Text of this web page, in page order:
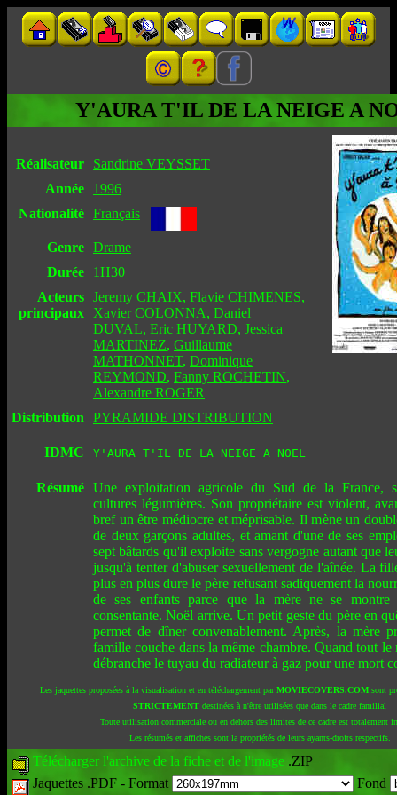
Y'AURA T'IL DE LA NEIGE A
Réalisateur
Sandrine VEYSSET
Année
1996
Nationalité Français
Genre Drame
Durée
1H30
Acteurs
principaux
Jeremy CHAIX, Flavie CHIMENES,
Xavier COLONNA, Daniel
DUVAL, Eric HUYARD, Jessica
MARTINEZ, Guillaume
MATHONNET, Dominique
REYMOND, Fanny ROCHETIN,
Alexandre ROGER
Distribution
PYRAMIDE DISTRIBUTION
IDMC Y'AURA T'IL DE LA NEIGE A NOEL
Résumé Une exploitation agricole du Sud de la France,
cultures légumières. Son propriétaire est violent,
bref un être médiocre et méprisable. Il mène un
de deux garçons adultes, et amant d'une de ses
sept bâtards qu'il exploite sans vergogne autant que
jusqu'à tenter d'abuser sexuellement de l'aînée. La
plus en plus dure le père refusant sadiquement la
de ses enfants parce que la mère ne se montre
consentante. Noël arrive. Un petit geste du père en
permet de dîner convenablement. Après, la mère
famille couche dans la même chambre. Quand tout le
débranche le tuyau du radiateur à gaz pour une mort
Les jaquettes proposées à la visualisation et en téléchargement parMOVIECOVERS.COM sont
STRICTEMENT destinées à n'être utilisées que dans le cadre familial
Toute utilisation commerciale ou en dehors des limites de ce cadre est totalement
Les résumés et affiches sont la propriétés de leurs ayants-droits respectifs.
Télécharger l'archive de la fiche et de l'image .ZIP
Jaquettes .PDF - Format Fond